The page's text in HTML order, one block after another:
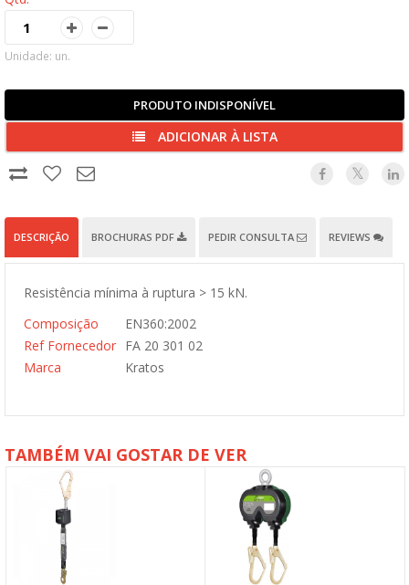
Unidade: un.
PRODUTO INDISPONÍVEL
ADICIONAR À LISTA
DESCRIÇÃO BROCHURAS PDF PEDIR CONSULTA REVIEWS
Resistência mínima à ruptura > 15 kN.
Composição
EN360:2002
Ref Fornecedor FA 20 301 02
Marca
Kratos
TAMBÉM VAI GOSTAR DE VER